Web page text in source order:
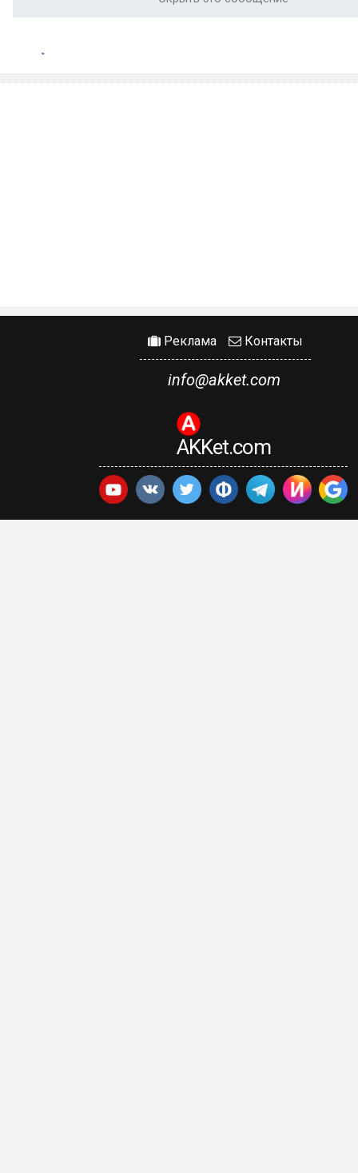
Реклама Контакты
info@akket.com
AKKet.com